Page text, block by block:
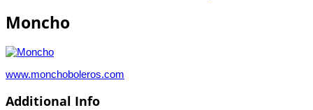
Moncho
www.monchoboleros.com
Additional Info